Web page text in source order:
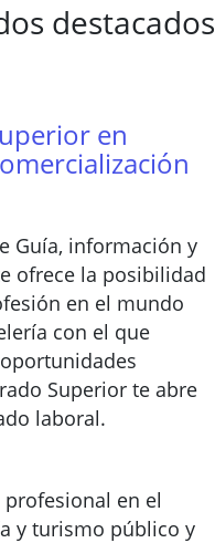
destacados
en
Guía, información y
ofrece la posibilidad
en el mundo
con el que
Superior te abre
laboral.
en el
y turismo público y